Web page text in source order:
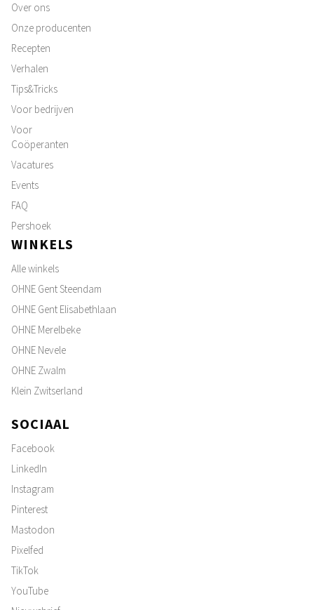
Over ons
Onze producenten
Recepten
Verhalen
Tips&Tricks
Voor bedrijven
Voor
Coöperanten
Vacatures
Events
FAQ
Pershoek
WINKELS
Alle winkels
OHNE Gent Steendam
OHNE Gent Elisabethlaan
OHNE Merelbeke
OHNE Nevele
OHNE Zwalm
Klein Zwitserland
SOCIAAL
Facebook
LinkedIn
Instagram
Pinterest
Mastodon
Pixelfed
TikTok
YouTube